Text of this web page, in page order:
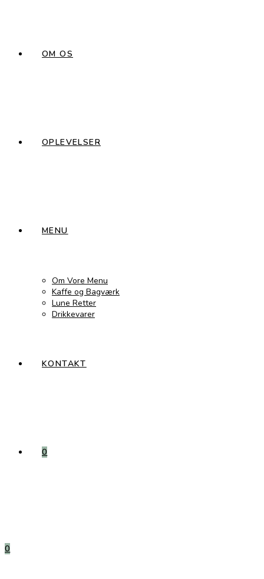
OM OS
OPLEVELSER
MENU
Om Vore Menu
Kaffe og Bagværk
Lune Retter
Drikkevarer
KONTAKT
0
0